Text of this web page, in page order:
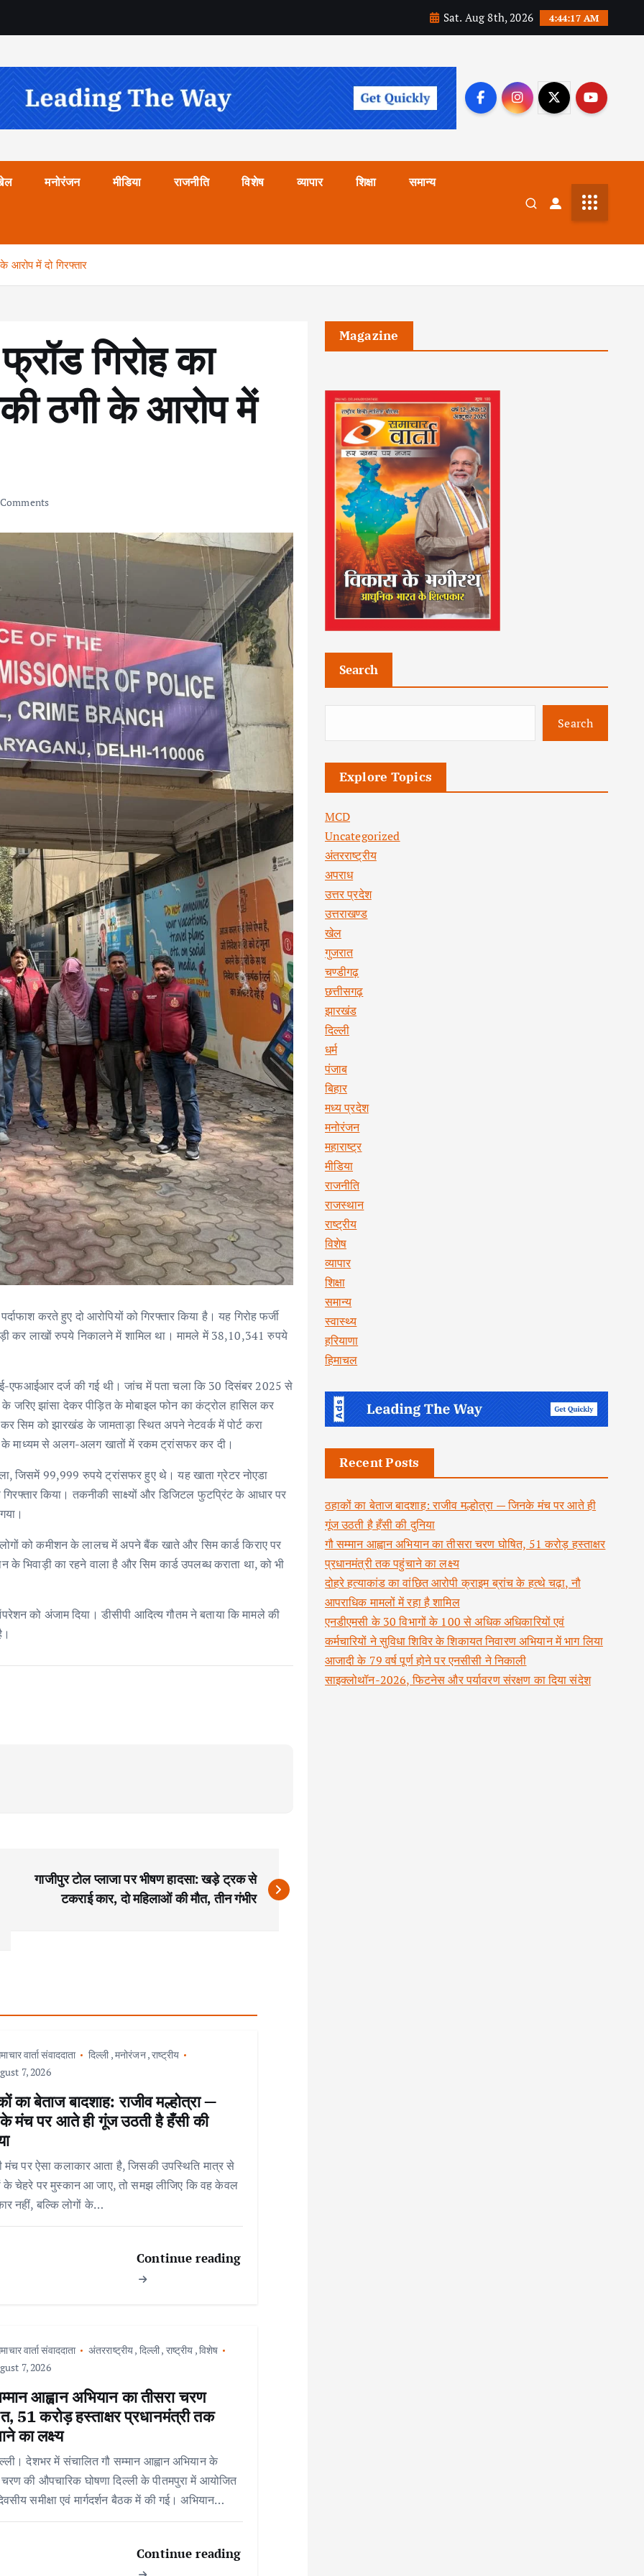
Sat. Aug 8th, 2026 4:44:18 AM
मनोरंजन मीडिया राजनीति विशेष व्यापार शिक्षा समान्य
आरोप में दो गिरफ्तार
गिरोह का
ठगी के आरोप में
करते हुए दो आरोपियों को गिरफ्तार किया है। यह गिरोह फर्जी
कर लाखों रुपये निकालने में शामिल था। मामले में 38,10,341 रुपये
एफआईआर दर्ज की गई थी। जांच में पता चला कि 30 दिसंबर 2025 से
जरिए झांसा देकर पीड़ित के मोबाइल फोन का कंट्रोल हासिल कर
सिम को झारखंड के जामताड़ा स्थित अपने नेटवर्क में पोर्ट करा
माध्यम से अलग-अलग खातों में रकम ट्रांसफर कर दी।
जिसमें 99,999 रुपये ट्रांसफर हुए थे। यह खाता ग्रेटर नोएडा
किया। तकनीकी साक्ष्यों और डिजिटल फुटप्रिंट के आधार पर
को कमीशन के लालच में अपने बैंक खाते और सिम कार्ड किराए पर
भिवाड़ी का रहने वाला है और सिम कार्ड उपलब्ध कराता था, को भी
को अंजाम दिया। डीसीपी आदित्य गौतम ने बताया कि मामले की
गाजीपुर टोल प्लाजा पर भीषण हादसा: खड़े ट्रक से
टकराई कार, दो महिलाओं की मौत, तीन गंभीर
वार्ता संवाददाता दिल्ली,मनोरंजन,राष्ट्रीय
7, 2026
का बेताज बादशाह: राजीव मल्होत्रा —
मंच पर आते ही गूंज उठती है हँसी की
मंच पर ऐसा कलाकार आता है, जिसकी उपस्थिति मात्र से
के चेहरे पर मुस्कान आ जाए, तो समझ लीजिए कि वह केवल
नहीं, बल्कि लोगों के…
Continue reading
वार्ता संवाददाता अंतरराष्ट्रीय, दिल्ली, राष्ट्रीय ,विशेष
7, 2026
आह्वान अभियान का तीसरा चरण
51 करोड़ हस्ताक्षर प्रधानमंत्री तक
का लक्ष्य
देशभर में संचालित गौ सम्मान आह्वान अभियान के
की औपचारिक घोषणा दिल्ली के पीतमपुरा में आयोजित
समीक्षा एवं मार्गदर्शन बैठक में की गई। अभियान…
Continue reading
Magazine
Search
Search
Explore Topics
MCD
Uncategorized
अंतरराष्ट्रीय
अपराध
उत्तर प्रदेश
उत्तराखण्ड
खेल
गुजरात
चण्डीगढ़
छत्तीसगढ़
झारखंड
दिल्ली
धर्म
पंजाब
बिहार
मध्य प्रदेश
मनोरंजन
महाराष्ट्र
मीडिया
राजनीति
राजस्थान
राष्ट्रीय
विशेष
व्यापार
शिक्षा
समान्य
स्वास्थ्य
हरियाणा
हिमाचल
Recent Posts
ठहाकों का बेताज बादशाह: राजीव मल्होत्रा — जिनके मंच पर आते ही
गूंज उठती है हँसी की दुनिया
गौ सम्मान आह्वान अभियान का तीसरा चरण घोषित, 51 करोड़ हस्ताक्षर
प्रधानमंत्री तक पहुंचाने का लक्ष्य
दोहरे हत्याकांड का वांछित आरोपी क्राइम ब्रांच के हत्थे चढ़ा, नौ
आपराधिक मामलों में रहा है शामिल
एनडीएमसी के 30 विभागों के 100 से अधिक अधिकारियों एवं
कर्मचारियों ने सुविधा शिविर के शिकायत निवारण अभियान में भाग लिया
आजादी के 79 वर्ष पूर्ण होने पर एनसीसी ने निकाली
साइक्लोथॉन-2026, फिटनेस और पर्यावरण संरक्षण का दिया संदेश